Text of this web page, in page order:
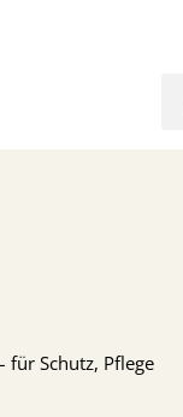
für Schutz, Pflege